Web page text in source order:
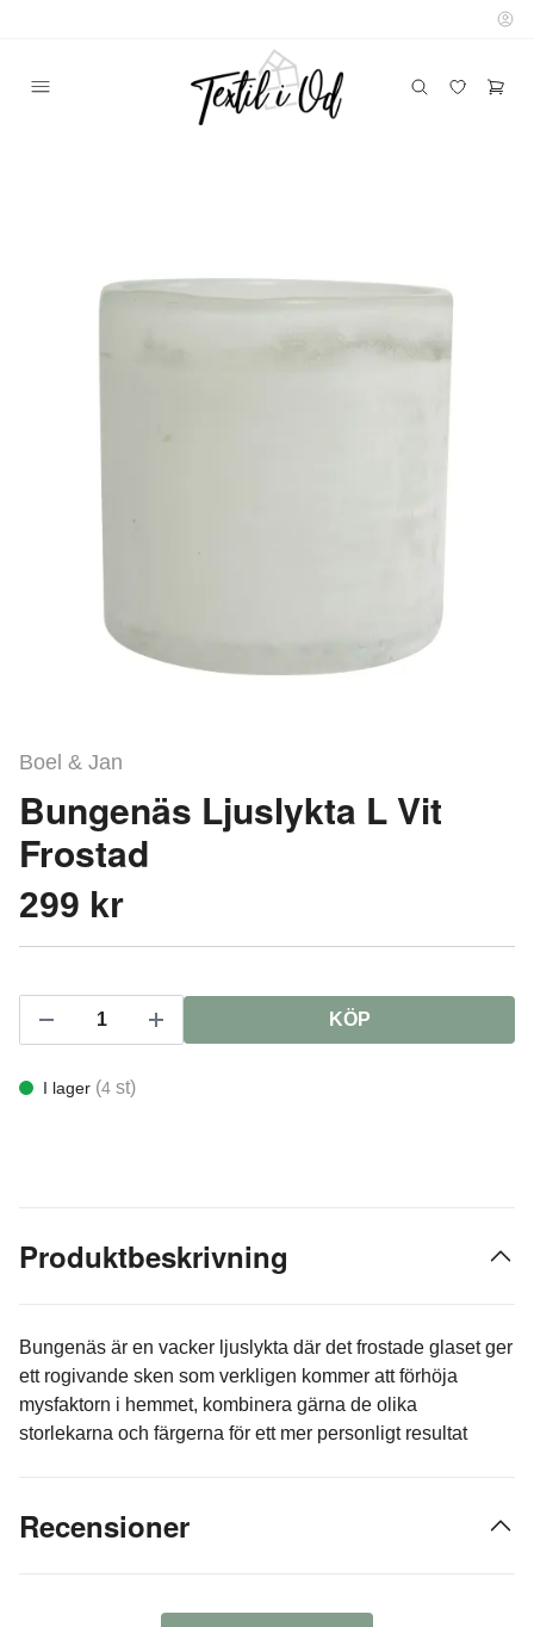
Boel & Jan
Bungenäs Ljuslykta L Vit
Frostad
299 kr
KÖP
I lager (4 st)
Produktbeskrivning
Bungenäs är en vacker ljuslykta där det frostade glaset ger
ett rogivande sken som verkligen kommer att förhöja
mysfaktorn i hemmet, kombinera gärna de olika
storlekarna och färgerna för ett mer personligt resultat
Recensioner